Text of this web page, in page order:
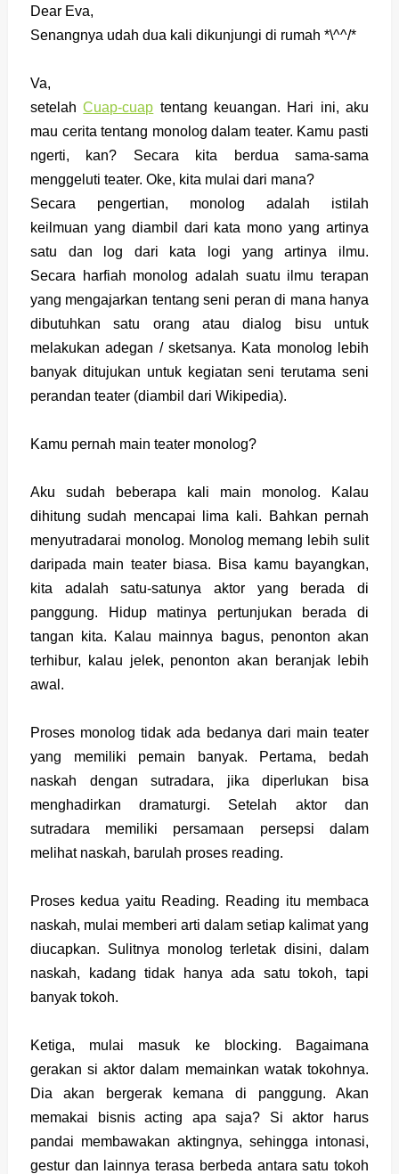
Dear Eva,
Senangnya udah dua kali dikunjungi di rumah *\^^/*
Va,
setelahCuap-cuap tentang keuangan. Hari ini, aku
mau cerita tentang monolog dalam teater. Kamu pasti
ngerti, kan? Secara kita berdua sama-sama
menggeluti teater. Oke, kita mulai dari mana?
Secara pengertian, monolog adalah istilah
keilmuan yang diambil dari kata mono yang artinya
satu dan log dari kata logi yang artinya
ilmu.
Secara
harfiah monolog adalah suatu ilmu terapan
yang mengajarkan tentang seni peran di mana hanya
dibutuhkan satu orang atau dialog bisu untuk
melakukan adegan / sketsanya. Kata monolog lebih
banyak ditujukan untuk kegiatan seni terutama seni
perandan teater(diambil dari Wikipedia).
Kamu pernah main teater monolog?
Aku sudah beberapa kali main monolog. Kalau
dihitung sudah mencapai lima kali. Bahkan pernah
menyutradarai monolog. Monolog memang lebih sulit
daripada main teater biasa. Bisa kamu bayangkan,
kita adalah satu-satunya aktor yang berada di
panggung. Hidup matinya pertunjukan berada di
tangan kita. Kalau mainnya bagus, penonton akan
terhibur, kalau jelek, penonton akan beranjak lebih
awal.
Proses monolog tidak ada bedanya dari main teater
yang memiliki pemain banyak. Pertama, bedah
naskah dengan sutradara, jika diperlukan bisa
menghadirkan dramaturgi. Setelah aktor dan
sutradara memiliki persamaan persepsi dalam
melihat naskah, barulah proses reading.
Proses kedua yaitu Reading. Reading itu membaca
naskah, mulai memberi arti dalam setiap kalimat yang
diucapkan. Sulitnya monolog terletak disini, dalam
naskah, kadang tidak hanya ada satu tokoh, tapi
banyak tokoh.
Ketiga, mulai masuk ke blocking. Bagaimana
gerakan si aktor dalam memainkan watak tokohnya.
Dia akan bergerak kemana di panggung. Akan
memakai bisnis acting apa saja? Si aktor harus
pandai membawakan aktingnya, sehingga intonasi,
gestur dan lainnya terasa berbeda antara satu tokoh